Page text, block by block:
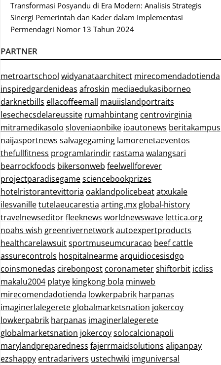
Transformasi Posyandu di Era Modern: Analisis Strategis
Sinergi Pemerintah dan Kader dalam Implementasi
Permendagri Nomor 13 Tahun 2024
PARTNER
metroartschool widyanataarchitect mirecomendadotienda
inspiredgardenideas afroskin mediaedukasiborneo
darknetbills ellacoffeemall mauiislandportraits
lesechecsdelareussite rumahbintang centrovirginia
mitramedikasolo sloveniaonbike ioautonews beritakampus
naijasportnews salvagegaming lamorenetaeventos
thefullfitness programlarindir rastama walangsari
bearrockfoods bikersonweb feelwellforever
projectparadisegamesciencebookprizes
hotelristorantevittoria oaklandpolicebeatatxukale
ilesvanilletutelaeucarestia arting.mx global-history
travelnewseditorfleeknews worldnewswave lettica.org
noahs wish greenrivernetworkautoexpertproducts
healthcarelawsuitsportmuseumcuracao beef cattle
assurecontrols hospitalnearmearquidiocesisdgo
coinsmonedas cirebonpost coronametershiftorbit icdiss
makalu2004 platye kingkong bola minweb
mirecomendadotienda lowkerpabrik harpanas
imaginerlalegerete globalmarketsnation jokercoy
lowkerpabrik harpanas imaginerlalegerete
globalmarketsnation jokercoysolocalcionapoli
marylandpreparedness fajerrmaidsolutions alipanpay
ezshappy entradarivers ustechwiki imguniversal